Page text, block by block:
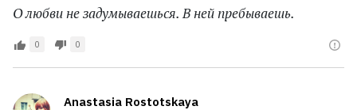
О любви не задумываешься. В ней пребываешь.
0 0
Anastasia Rostotskaya